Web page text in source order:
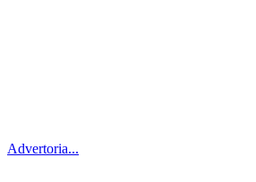
Advertoria...